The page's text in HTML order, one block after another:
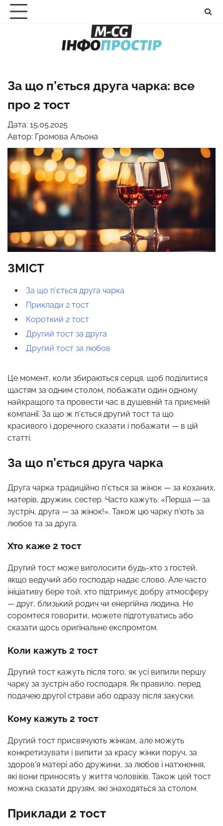
Перейти
За що п’ється друга чарка: все
про 2 тост
Дата: 15.05.2025
Автор: Громова Альона
ЗМІСТ
За що п’ється друга чарка
Приклади 2 тост
Короткий 2 тост
Другий тост за друга
Другий тост за любов
Це момент, коли збираються серця, щоб поділитися
щастям за одним столом, побажати один одному
найкращого та провести час в душевній та приємній
компанії. За що ж п’ється другий тост та що
красивого і доречного сказати і побажати — в цій
статті.
За що п’ється друга чарка
Друга чарка традиційно п’ється за жінок — за коханих,
матерів, дружин, сестер. Часто кажуть: «Перша — за
зустріч, друга — за жінок!». Також цю чарку п’ють за
любов та за друга.
Хто каже 2 тост
Другий тост може виголосити будь-хто з гостей,
якщо ведучий або господар надає слово. Але часто
ініціативу бере той, хто підтримує добру атмосферу
— друг, близький родич чи енергійна людина. Не
соромтеся говорити, можете підготуватись або
сказати щось оригінальне експромтом.
Коли кажуть 2 тост
Другий тост кажуть після того, як усі випили першу
чарку за зустріч або господаря. Як правило, перед
подачею другої страви або одразу після закуски.
Кому кажуть 2 тост
Другий тост присвячують жінкам, але можуть
конкретизувати і випити за красу жінки поруч, за
здоров’я матері або дружини, за любов і натхнення,
які вони приносять у життя чоловіків. Також цей тост
можна сказати друзям, які знаходяться за столом.
Приклади 2 тост